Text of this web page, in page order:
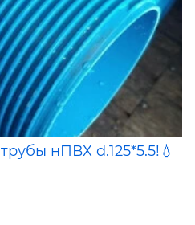
нПВХ d.125*5.5!💧